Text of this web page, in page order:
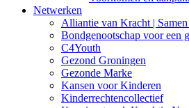
Netwerken
Alliantie van Kracht | Samen
Bondgenootschap voor een
C4Youth
Gezond Groningen
Gezonde Marke
Kansen voor Kinderen
Kinderrechtencollectief